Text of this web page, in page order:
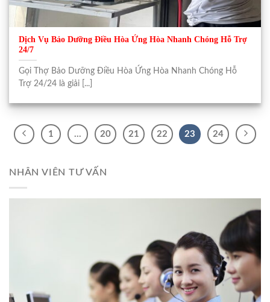
Dịch Vụ Bảo Dưỡng Điều Hòa Ứng Hòa Nhanh Chóng Hỗ Trợ
24/7
Gọi Thợ Bảo Dưỡng Điều Hòa Ứng Hòa Nhanh Chóng Hỗ
Trợ 24/24 là giải [...]
1 … 20 21 22 23 24
NHÂN VIÊN TƯ VẤN